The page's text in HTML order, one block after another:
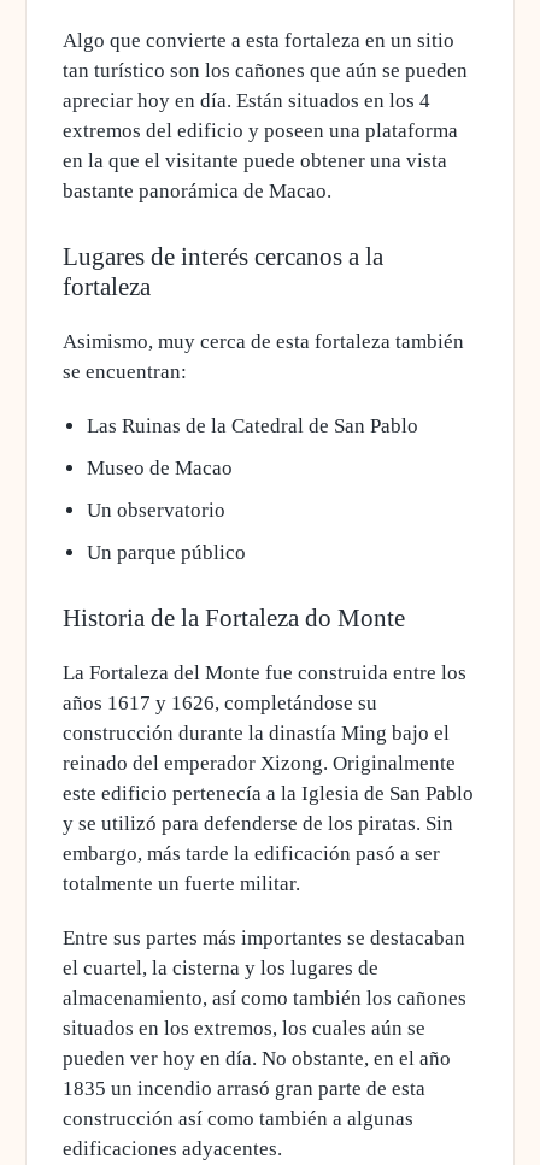
Algo que convierte a esta fortaleza en un sitio
tan turístico sonlos cañones que aún se pueden
apreciar hoy en día. Están situados en los 4
extremos del edificio y poseen una plataforma
en la que el visitante puede obtener una vista
bastante panorámica de Macao.
Lugares de interés cercanos a la
fortaleza
Asimismo, muy cerca de esta fortaleza también
se encuentran:
Las Ruinas de la Catedral de San Pablo
Museo de Macao
Un observatorio
Un parque público
Historia de la Fortaleza do Monte
La Fortaleza del Monte fue construida entre los
años 1617 y 1626, completándose su
construcción durante la dinastía Ming bajo el
reinado del emperador Xizong.Originalmente
este edificio pertenecía a la Iglesia de San Pablo
y se utilizó para defenderse de los piratas. Sin
embargo, más tarde la edificación pasó a ser
totalmente un fuerte militar.
Entre sus partes más importantes se destacaban
el cuartel, la cisterna y los lugares de
almacenamiento, así como también los cañones
situados en los extremos, los cuales aún se
pueden ver hoy en día. No obstante,en el año
1835 un incendio arrasó gran parte de esta
construcción así como también a algunas
edificaciones adyacentes.